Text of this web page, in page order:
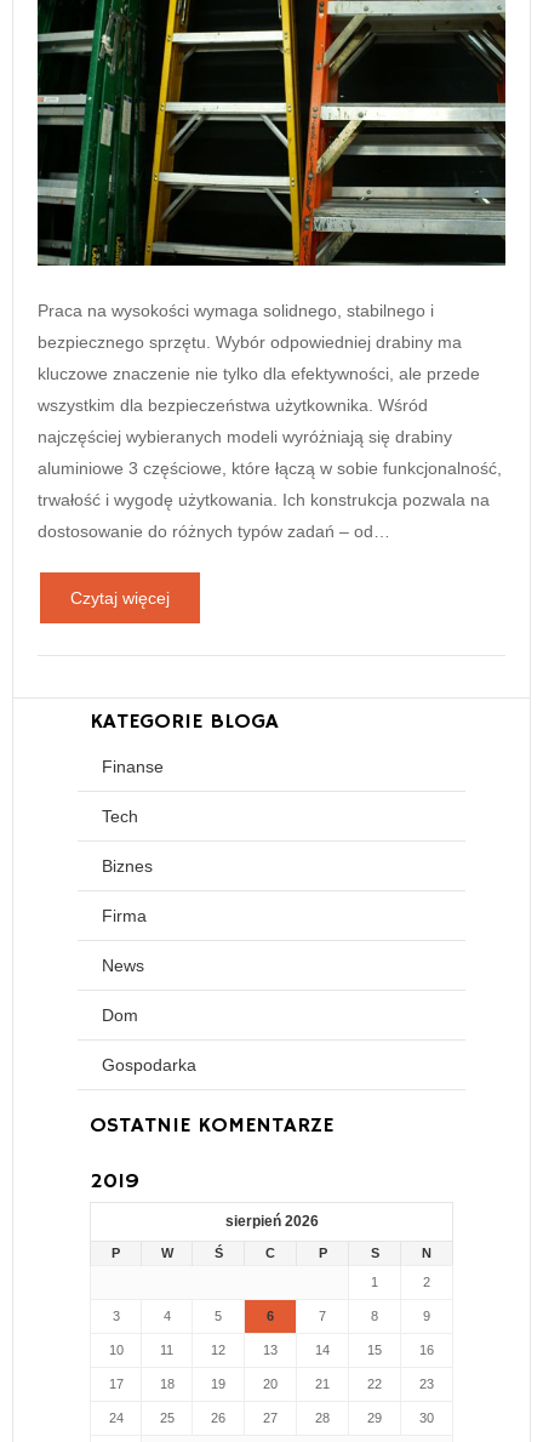
Praca na wysokości wymaga solidnego, stabilnego i
bezpiecznego sprzętu. Wybór odpowiedniej drabiny ma
kluczowe znaczenie nie tylko dla efektywności, ale przede
wszystkim dla bezpieczeństwa użytkownika. Wśród
najczęściej wybieranych modeli wyróżniają się drabiny
aluminiowe 3 częściowe, które łączą w sobie funkcjonalność,
trwałość i wygodę użytkowania. Ich konstrukcja pozwala na
dostosowanie do różnych typów zadań – od…
Czytaj więcej
KATEGORIE BLOGA
Finanse
Tech
Biznes
Firma
News
Dom
Gospodarka
OSTATNIE KOMENTARZE
2019
sierpień 2026
P W Ś C P S
N
1
2
3 4 5 6 7 8 9
10 11 12 13 14 15 16
17 18 19 20 21 22 23
24 25 26 27 28 29 30